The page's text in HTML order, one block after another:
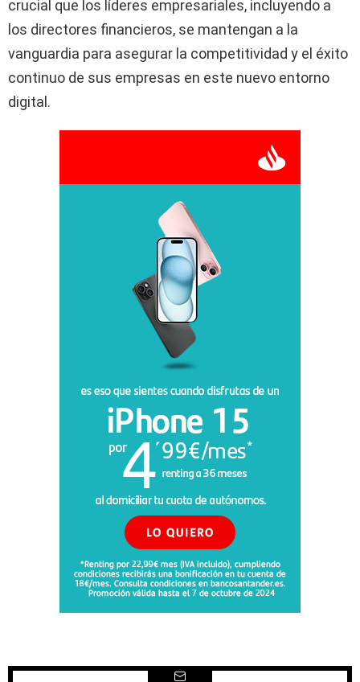
crucial que los líderes empresariales, incluyendo a
los directores financieros, se mantengan a la
vanguardia para asegurar la competitividad y el éxito
continuo de sus empresas en este nuevo entorno
digital.